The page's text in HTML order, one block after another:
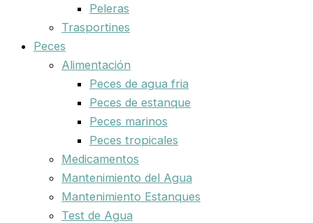
Peleras
Trasportines
Peces
Alimentación
Peces de agua fria
Peces de estanque
Peces marinos
Peces tropicales
Medicamentos
Mantenimiento del Agua
Mantenimiento Estanques
Test de Agua